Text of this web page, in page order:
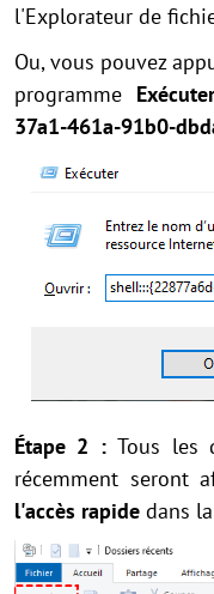
l'Explorateur de
Ou, vous pouvez
programme
37a1-461a-91b0-
Étape 2 :Tous les
récemment seront
l'accès rapide dans